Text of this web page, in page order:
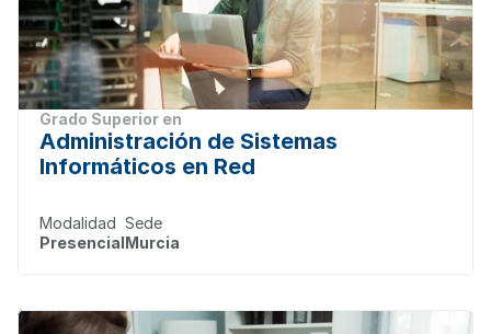
Grado Superior en
Administración de Sistemas
Informáticos en Red
Modalidad
Presencial
Sede
Murcia